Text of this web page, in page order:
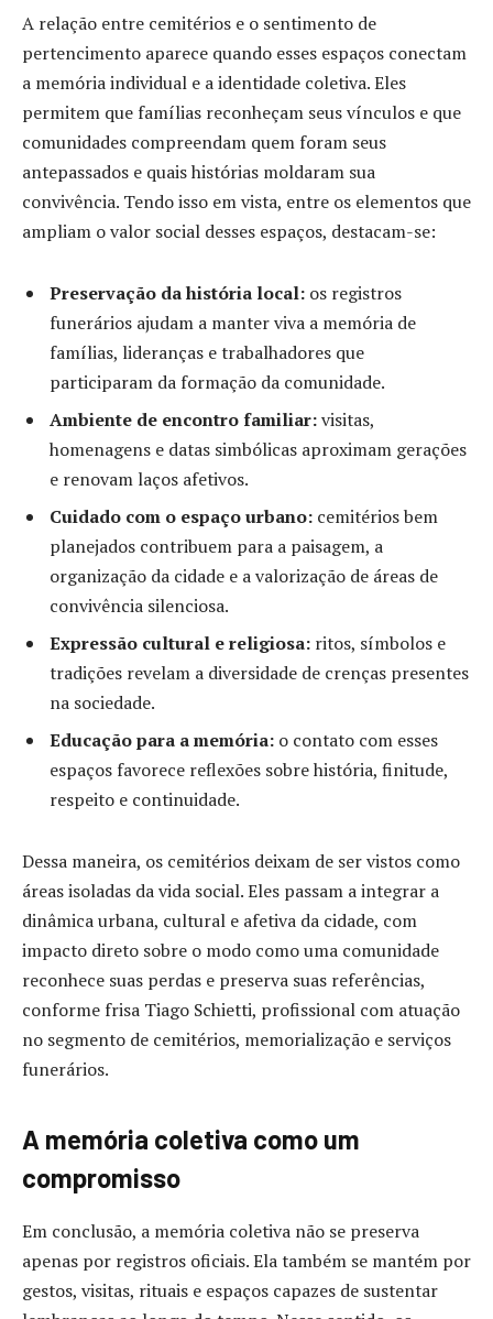
A relação entre cemitérios e o sentimento de
pertencimento aparece quando esses espaços conectam
a memória individual e a identidade coletiva. Eles
permitem que famílias reconheçam seus vínculos e que
comunidades compreendam quem foram seus
antepassados e quais histórias moldaram sua
convivência. Tendo isso em vista, entre os elementos que
ampliam o valor social desses espaços, destacam-se:
Preservação da história local: os registros
funerários ajudam a manter viva a memória de
famílias, lideranças e trabalhadores que
participaram da formação da comunidade.
Ambiente de encontro familiar:visitas,
homenagens e datas simbólicas aproximam gerações
e renovam laços afetivos.
Cuidado com o espaço urbano: cemitérios bem
planejados contribuem para a paisagem, a
organização da cidade e a valorização de áreas de
convivência silenciosa.
Expressão cultural e religiosa: ritos, símbolos e
tradições revelam a diversidade de crenças presentes
na sociedade.
Educação para a memória: o contato com esses
espaços favorece reflexões sobre história, finitude,
respeito e continuidade.
Dessa maneira, os cemitérios deixam de ser vistos como
áreas isoladas da vida social. Eles passam a integrar a
dinâmica urbana, cultural e afetiva da cidade, com
impacto direto sobre o modo como uma comunidade
reconhece suas perdas e preserva suas referências,
conforme frisa Tiago Schietti, profissional com atuação
no segmento de cemitérios, memorialização e serviços
funerários.
A memória coletiva como um
compromisso
Em conclusão, a memória coletiva não se preserva
apenas por registros oficiais. Ela também se mantém por
gestos, visitas, rituais e espaços capazes de sustentar